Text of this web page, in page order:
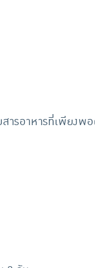
ารอาหารที่เพียง